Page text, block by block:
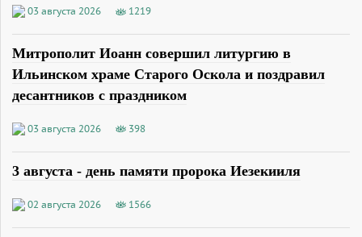
03 августа 2026 1219
Митрополит Иоанн совершил литургию в
Ильинском храме Старого Оскола и поздравил
десантников с праздником
03 августа 2026 398
3 августа - день памяти пророка Иезекииля
02 августа 2026 1566